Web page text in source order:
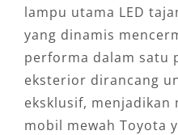
lampu utama LED
yang dinamis
performa dalam satu
eksterior dirancang
eksklusif, menjadikan
mobil mewah Toyota